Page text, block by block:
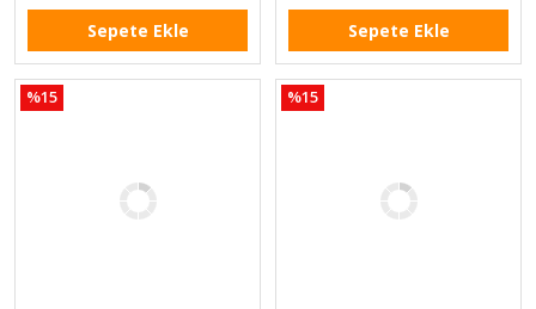
Sepete Ekle Sepete Ekle
%15 %15